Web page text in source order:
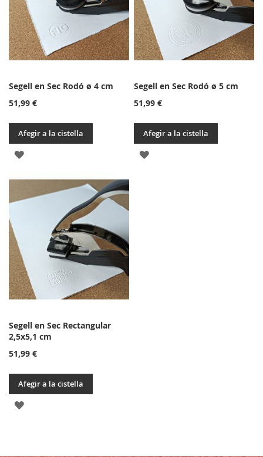
Segell en Sec Rodó ø 4 cm
51,99 €
Afegir a la cistella
AFEGIR
LA
DESITJOS
Segell en Sec Rodó ø 5 cm
51,99 €
Afegir a la cistella
AFEGIR
Segell en Sec Rectangular
2,5x5,1 cm
51,99 €
Afegir a la cistella
AFEGIR